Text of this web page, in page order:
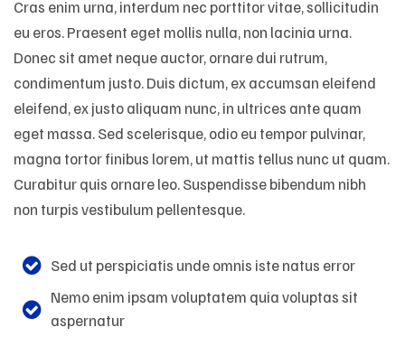
Cras enim urna, interdum nec porttitor vitae, sollicitudin
eu eros. Praesent eget mollis nulla, non lacinia urna.
Donec sit amet neque auctor, ornare dui rutrum,
condimentum justo. Duis dictum, ex accumsan eleifend
eleifend, ex justo aliquam nunc, in ultrices ante quam
eget massa. Sed scelerisque, odio eu tempor pulvinar,
magna tortor finibus lorem, ut mattis tellus nunc ut quam.
Curabitur quis ornare leo. Suspendisse bibendum nibh
non turpis vestibulum pellentesque.
Sed ut perspiciatis unde omnis iste natus error
Nemo enim ipsam voluptatem quia voluptas sit
aspernatur